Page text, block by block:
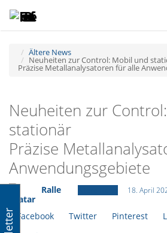
Ältere News
Neuheiten zur Control: Mobil und
Präzise Metallanalysatoren für alle
Neuheiten zur
stationär
Präzise
Anwendungsgebiete
Ralle 18. April
Facebook Twitter Pinterest